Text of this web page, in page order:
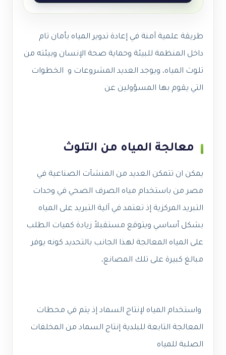
طريقة علمية آمنة في إعادة تدوير المياه بأمان تام
داخل المنظمة للبيئة وحماية صحة الإنسان وبيئته من
تلوث المياه، ويوجد العديد المشروعات و الخطوات
التي يقوم بها المسؤولين عن
معالجة المياه من التلوث
يمكن ان تتمكن العديد من المنشآت الصناعية في
مصر من باستخدام مياه الصرف الصحي في وحدات
التبريد المركزية إذ تعتمد في آلية التبريد على المياه
بشكل أساسي ويتوقع مستقبلاً زيادة كميات الطلب
على المياه المعالجة لهذا الجانب بالتحديد كونه يوفر
مبالغ كبيرة على تلك المصانع،
واستخدام المياه لإنتاج السماد إذ يتم في محطات
المعالجة التابعة للبلدية إنتاج السماد من المخلفات
الصلبة للمياه